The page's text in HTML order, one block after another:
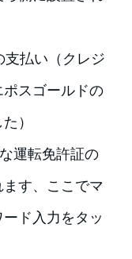
支払い（クレジ
スゴールドの
）
運転免許証の
す、ここでマ
ド入力をタッ